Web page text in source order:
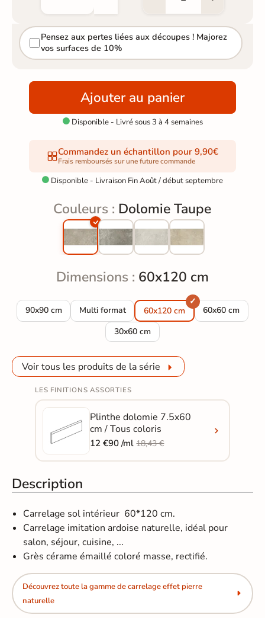
Pensez aux pertes liées aux découpes ! Majorez
vos surfaces de 10%
Ajouter au panier
Disponible - Livré sous 3 à 4 semaines
Commandez un échantillon pour 9,90€
Frais remboursés sur une future commande
 Disponible - Livraison Fin Août / début septembre
Couleurs : Dolomie Taupe
Dimensions : 60x120 cm
90x90 cm
Carrelage sol effet pierre Dolomie Taupe 90x90 cm
Multi format
Carrelage sol effet pierre Dolomie Taupe multi-
60x120 cm 60x60 cm
Carrelage sol
30x60 cm
Carrelage sol effet pierre Dolomie
Voir tous les produits de la série
LES FINITIONS ASSORTIES
Plinthe dolomie 7.5x60
cm / Tous coloris
12 €90 /ml18,43 €
Description
Carrelage sol intérieur 60*120 cm.
Carrelage imitation ardoise naturelle, idéal pour
salon, séjour, cuisine, ...
Grès cérame émaillé coloré masse, rectifié.
Découvrez toute la gamme de carrelage effet pierre
naturelle